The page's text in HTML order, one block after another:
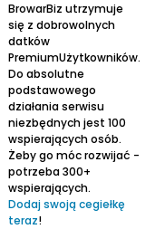
BrowarBiz utrzymuje
się z dobrowolnych
datków
PremiumUżytkowników.
Do absolutne
podstawowego
działania serwisu
niezbędnych jest 100
wspierających osób.
Żeby go móc rozwijać -
potrzeba 300+
wspierających.
Dodaj swoją cegiełkę
teraz!